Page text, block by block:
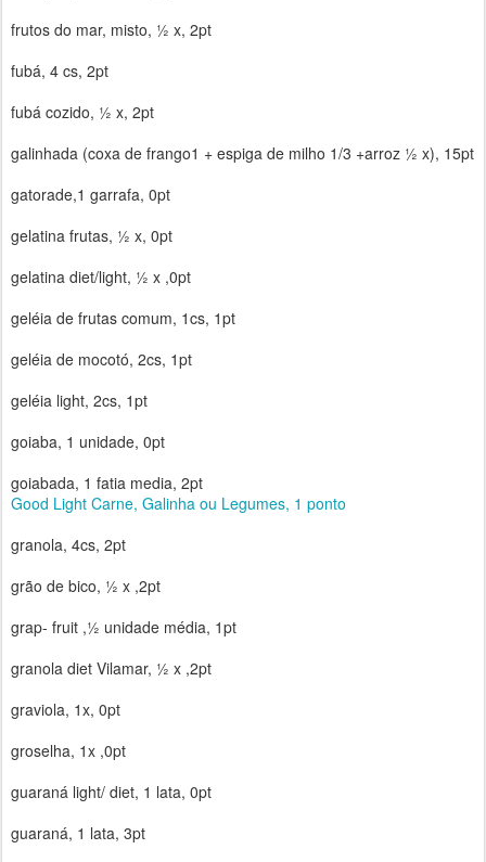
frutos do mar, misto, ½ x, 2pt
fubá, 4 cs, 2pt
fubá cozido, ½ x, 2pt
galinhada (coxa de frango1 + espiga de milho 1/3 +arroz ½ x), 15pt
gatorade,1 garrafa, 0pt
gelatina frutas, ½ x, 0pt
gelatina diet/light, ½ x ,0pt
geléia de frutas comum, 1cs, 1pt
geléia de mocotó, 2cs, 1pt
geléia light, 2cs, 1pt
goiaba, 1 unidade, 0pt
goiabada, 1 fatia media, 2pt
Good Light Carne, Galinha ou Legumes, 1 ponto
granola, 4cs, 2pt
grão de bico, ½ x ,2pt
grap- fruit ,½ unidade média, 1pt
granola diet Vilamar, ½ x ,2pt
graviola, 1x, 0pt
groselha, 1x ,0pt
guaraná light/ diet, 1 lata, 0pt
guaraná, 1 lata, 3pt